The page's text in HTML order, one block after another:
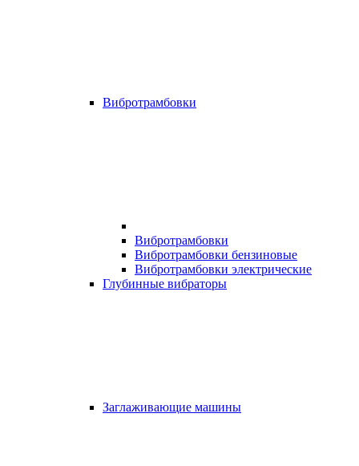
Вибротрамбовки
Вибротрамбовки
Вибротрамбовки бензиновые
Вибротрамбовки электрические
Глубинные вибраторы
Заглаживающие машины